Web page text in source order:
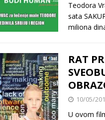
Teodora
sata
miliona
RAT
10/05/
U ovom